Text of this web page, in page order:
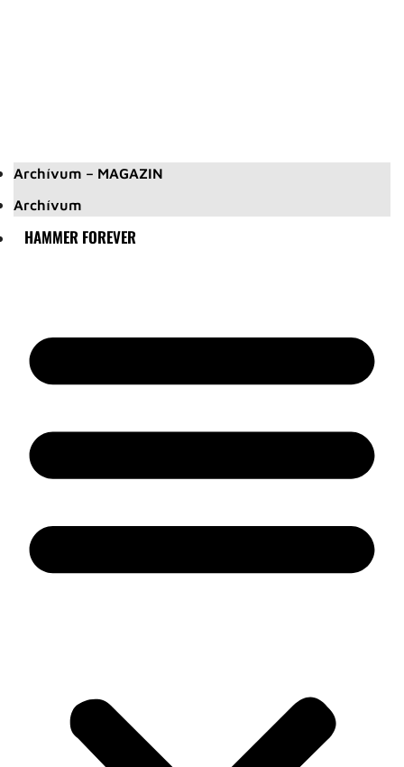
Archívum – MAGAZIN
Archívum
HAMMER FOREVER